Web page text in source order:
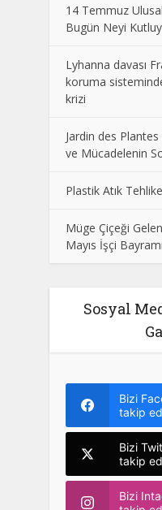
14 Temmuz
Bugün Neyi
Lyhanna davası
koruma
krizi
Jardin des
ve Mücadelenin
Plastik Atık
Müge Çiçeği
Mayıs İşçi Bayramı
Sosyal
Bizi
takip
Bizi
takip
Bizi